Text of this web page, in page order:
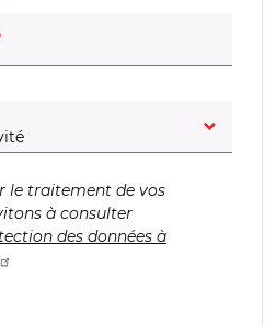
(champ obligatoire)
le traitement de vos
à consulter
des données à